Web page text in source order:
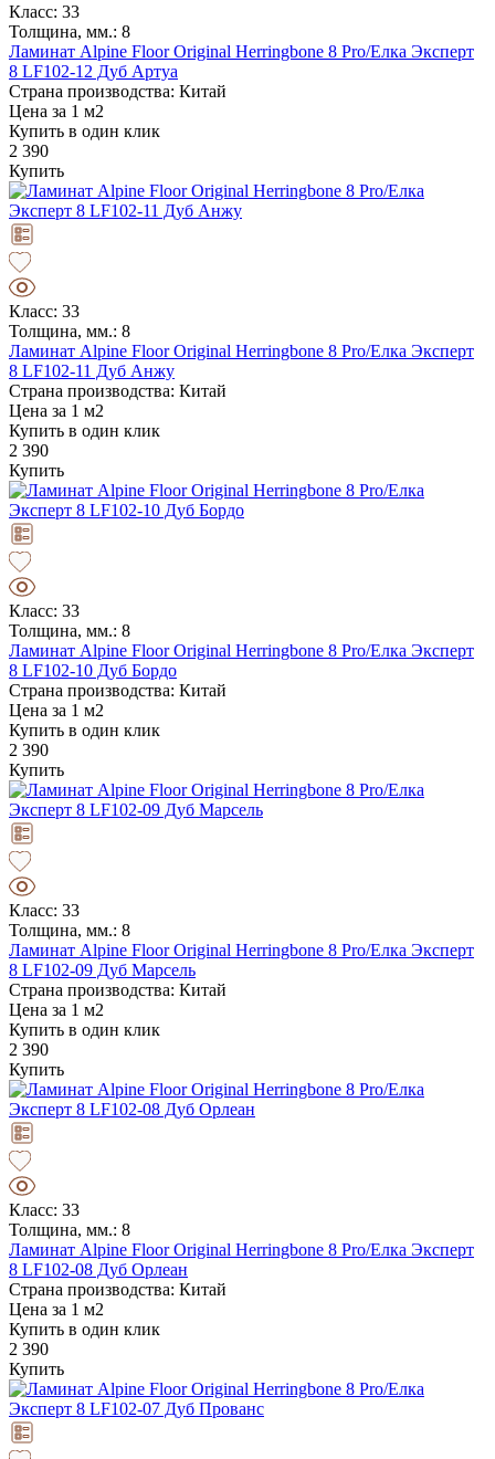
Класс: 33
Толщина, мм.: 8
Ламинат Alpine Floor Original Herringbone 8 Pro/Елка Эксперт
8 LF102-12 Дуб Артуа
Страна производства: Китай
Цена за 1 м2
Купить в один клик
2 390
Купить
Класс: 33
Толщина, мм.: 8
Ламинат Alpine Floor Original Herringbone 8 Pro/Елка Эксперт
8 LF102-11 Дуб Анжу
Страна производства: Китай
Цена за 1 м2
Купить в один клик
2 390
Купить
Класс: 33
Толщина, мм.: 8
Ламинат Alpine Floor Original Herringbone 8 Pro/Елка Эксперт
8 LF102-10 Дуб Бордо
Страна производства: Китай
Цена за 1 м2
Купить в один клик
2 390
Купить
Класс: 33
Толщина, мм.: 8
Ламинат Alpine Floor Original Herringbone 8 Pro/Елка Эксперт
8 LF102-09 Дуб Марсель
Страна производства: Китай
Цена за 1 м2
Купить в один клик
2 390
Купить
Класс: 33
Толщина, мм.: 8
Ламинат Alpine Floor Original Herringbone 8 Pro/Елка Эксперт
8 LF102-08 Дуб Орлеан
Страна производства: Китай
Цена за 1 м2
Купить в один клик
2 390
Купить